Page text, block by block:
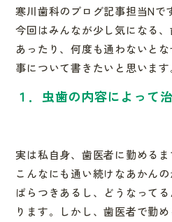
寒川歯科のブログ記事担当Nで
今回はみんなが少し気になる
あったり、何度も通わないと
事について書きたいと 思います
１．虫歯の内容によって
実は私自身、歯医者に勤める
こんなにも通い続けなあかん
ばらつきあるし、
どうなって
ります。しかし、歯医者で勤